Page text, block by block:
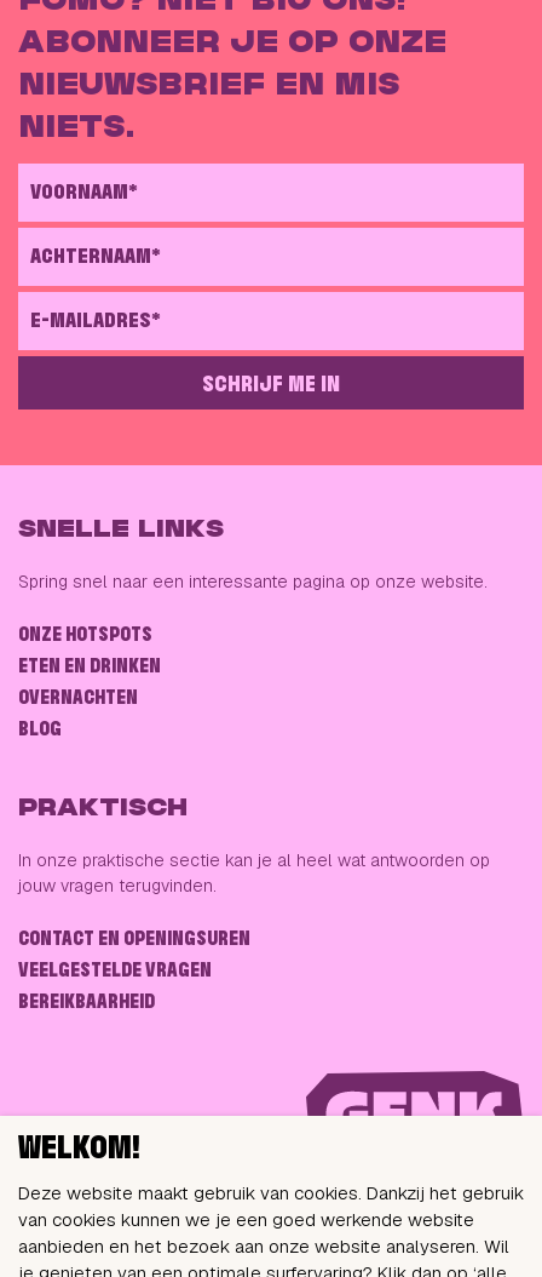
ABONNEER JE OP ONZE
NIEUWSBRIEF EN MIS
NIETS.
VOORNAAM*
ACHTERNAAM*
E-MAILADRES*
GELIEVE DIT VELD LEEG TE LATEN
SCHRIJF ME IN
SNELLE LINKS
Spring snel naar een interessante pagina op onze website.
ONZE HOTSPOTS
ETEN EN DRINKEN
OVERNACHTEN
BLOG
PRAKTISCH
In onze praktische sectie kan je al heel wat antwoorden op
jouw vragen terugvinden.
CONTACT EN OPENINGSUREN
VEELGESTELDE VRAGEN
BEREIKBAARHEID
VOLG ONS VIA
WELKOM!
Deze website maakt gebruik van cookies. Dankzij het gebruik
van cookies kunnen we je een goed werkende website
aanbieden en het bezoek aan onze website analyseren. Wil